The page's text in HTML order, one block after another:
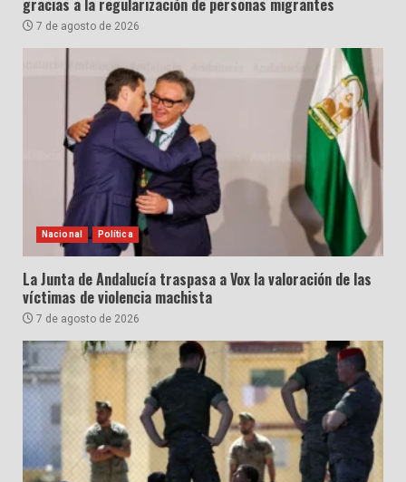
gracias a la regularización de personas migrantes
7 de agosto de 2026
Nacional Política
La Junta de Andalucía traspasa a Vox la valoración de las
víctimas de violencia machista
7 de agosto de 2026